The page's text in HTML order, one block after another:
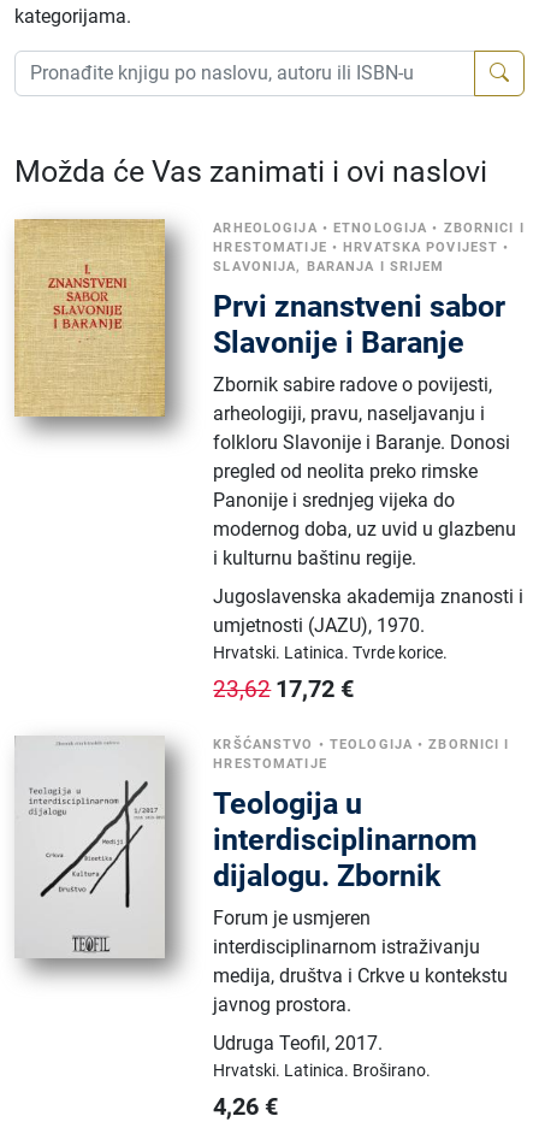
kategorijama.
Možda će Vas zanimati i ovi naslovi
ARHEOLOGIJA •ETNOLOGIJA • ZBORNICI I
HRESTOMATIJE •HRVATSKA POVIJEST •
SLAVONIJA, BARANJA I SRIJEM
Prvi znanstveni sabor
Slavonije i Baranje
Zbornik sabire radove o povijesti,
arheologiji, pravu, naseljavanju i
folkloru Slavonije i Baranje. Donosi
pregled od neolita preko rimske
Panonije i srednjeg vijeka do
modernog doba, uz uvid u glazbenu
i kulturnu baštinu regije.
Jugoslavenska akademija znanosti i
umjetnosti (JAZU), 1970.
Hrvatski. Latinica.Tvrde korice.
23,62 17,72 €
KRŠĆANSTVO • TEOLOGIJA •ZBORNICI I
HRESTOMATIJE
Teologija u
interdisciplinarnom
dijalogu. Zbornik
Forum je usmjeren
interdisciplinarnom istraživanju
medija, društva i Crkve u kontekstu
javnog prostora.
Udruga Teofil,2017.
Hrvatski. Latinica. Broširano.
4,26 €